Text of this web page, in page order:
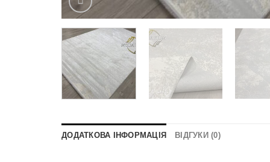
ДОДАТКОВА ІНФОРМАЦІЯ ВІДГУКИ (0)